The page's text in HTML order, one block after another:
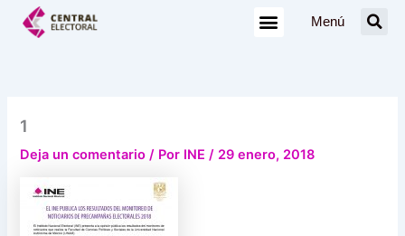
Menú
1
Deja un comentario / Por INE/ 29 enero, 2018